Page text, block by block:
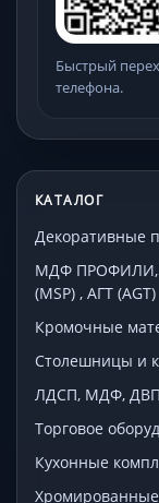
Быстрый
телефона.
КАТАЛОГ
Декоративные
МДФ ПРОФИЛИ,
(MSP) , АГТ (AGT)
Кромочные
Столешницы и
ЛДСП, МДФ, ДВП
Торговое
Кухонные